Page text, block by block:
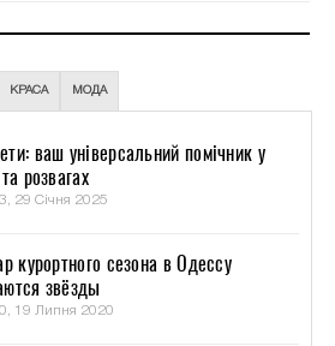
КРАСА МОДА
ваш універсальний помічник у
розвагах
29 Січня 2025
курортного сезона в Одессу
звёзды
19 Липня 2020